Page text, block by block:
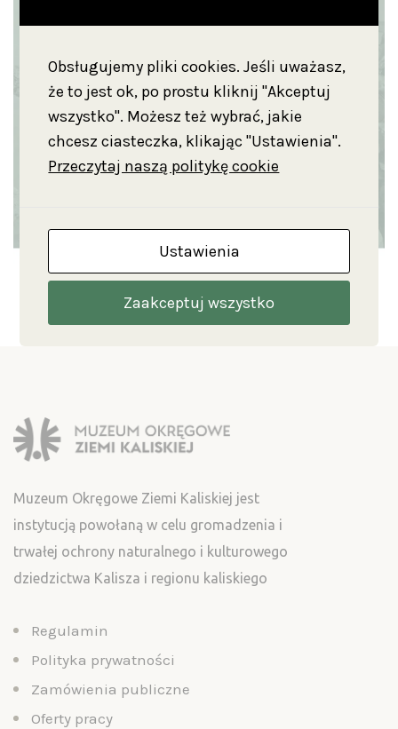
Muzeum Okręgowe Ziemi Kaliskiej jest
instytucją powołaną w celu gromadzenia i
trwałej ochrony naturalnego i kulturowego
dziedzictwa Kalisza i regionu kaliskiego
Regulamin
Polityka prywatności
Zamówienia publiczne
Oferty pracy
Obsługujemy pliki cookies. Jeśli uważasz,
że to jest ok, po prostu kliknij "Akceptuj
wszystko". Możesz też wybrać, jakie
chcesz ciasteczka, klikając "Ustawienia".
Przeczytaj naszą politykę cookie
Ustawienia
Zaakceptuj wszystko